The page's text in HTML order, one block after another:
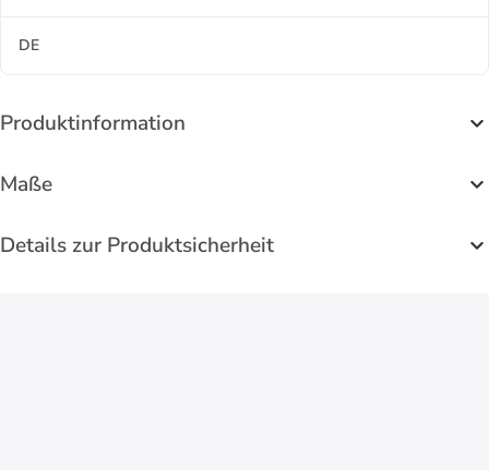
DE
Produktinformation
Maße
Details zur Produktsicherheit